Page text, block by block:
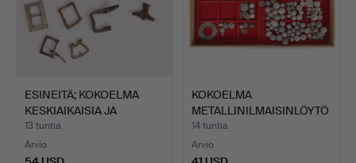
ESINEITÄ; KOKOELMA
KESKIAIKAISIA JA
MYÖHEM…
13 tuntia
Arvio
KOKOELMA
METALLINILMAISINLÖYTÖ
JÄ JA ESINEI…
14 tuntia
Arvio